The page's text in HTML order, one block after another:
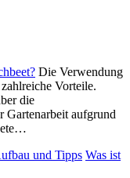
Die Verwendung
Vorteile.
die
Gartenarbeit aufgrund
und Tipps Was ist